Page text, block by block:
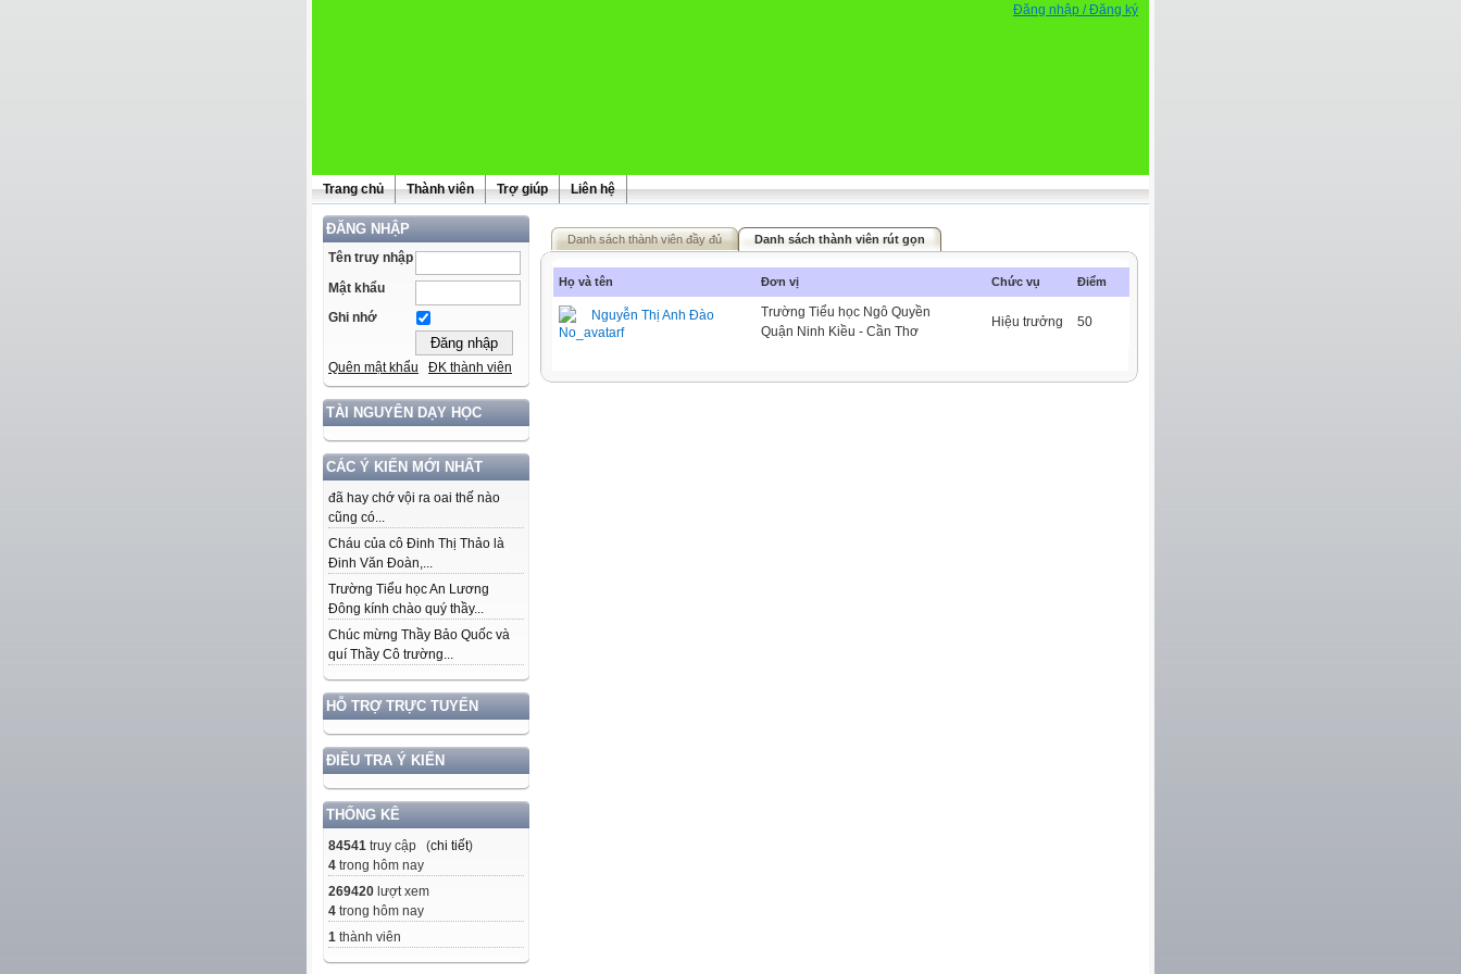
Đăng nhập / Đăng ký
Trang chủ Thành viên Trợ giúp Liên hệ
ĐĂNG NHẬP
Tên truy nhập
Mật khẩu
Ghi nhớ
Quên mật khẩu ĐK thành viên
TÀI NGUYÊN DẠY HỌC
CÁC Ý KIẾN MỚI NHẤT
đã hay chớ vội ra oai thế nào
cũng có...
Cháu của cô Đinh Thị Thảo là
Đinh Văn Đoàn,...
Trường Tiểu học An Lương
Đông kính chào quý thầy...
Chúc mừng Thầy Bảo Quốc và
quí Thầy Cô trường...
HỖ TRỢ TRỰC TUYẾN
ĐIỀU TRA Ý KIẾN
THỐNG KÊ
84541 truy cập (chi tiết)
4 trong hôm nay
269420 lượt xem
4 trong hôm nay
1 thành viên
Danh sách thành viên đầy đủ Danh sách thành viên rút gọn
Họ và tên Đơn vị Chức vụ Điểm
Nguyễn Thị Anh Đào
Trường Tiểu học Ngô Quyền
Quận Ninh Kiều - Cần Thơ
Hiệu trưởng 50